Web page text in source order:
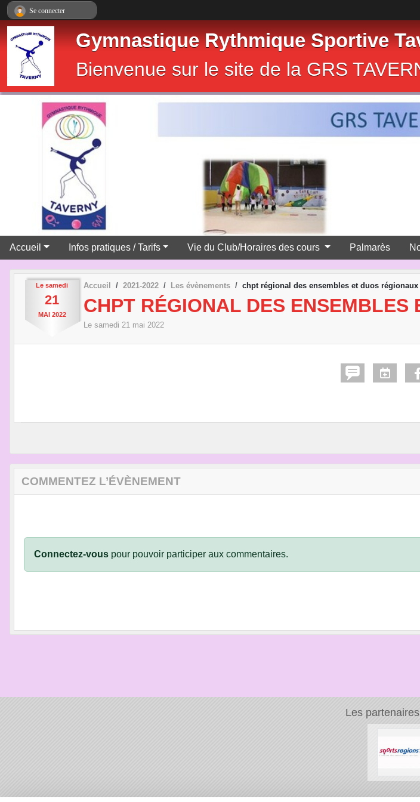
Gymnastique Rythmique Sportive
Bienvenue sur le site de la GRS
Accueil Infos pratiques / Tarifs Vie du Club/Horaires des cours Palmarès
Le samedi
21
MAI 2022
Accueil 2021-2022 Les évènements chpt régional des ensembles et duos régionaux
CHPT RÉGIONAL DES ENSEMBLES
Le samedi 21 mai 2022
COMMENTEZ L’ÉVÈNEMENT
Connectez-vous pour pouvoir participer aux commentaires.
Les
Se connecter
Panneau de gestion des cookies